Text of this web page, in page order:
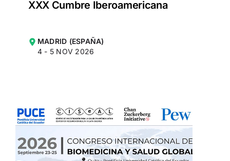
XXX Cumbre Iberoamericana
MADRID (ESPAÑA)
4 - 5 NOV 2026